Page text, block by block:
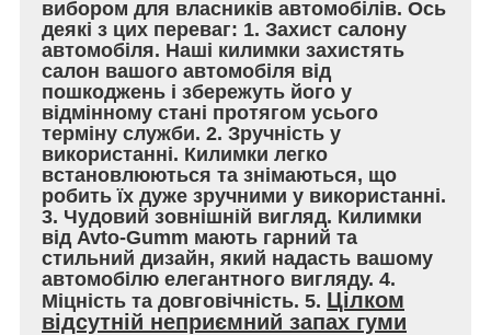
вибором для власників автомобілів. Ось
деякі з цих переваг: 1. Захист салону
автомобіля. Наші килимки захистять
салон вашого автомобіля від
пошкоджень і збережуть його у
відмінному стані протягом усього
терміну служби. 2. Зручність у
використанні. Килимки легко
встановлюються та знімаються, що
робить їх дуже зручними у використанні.
3. Чудовий зовнішній вигляд. Килимки
від Avto-Gumm мають гарний та
стильний дизайн, який надасть вашому
автомобілю елегантного вигляду. 4.
Міцність та довговічність. 5. Цілком
відсутній неприємний запах гуми